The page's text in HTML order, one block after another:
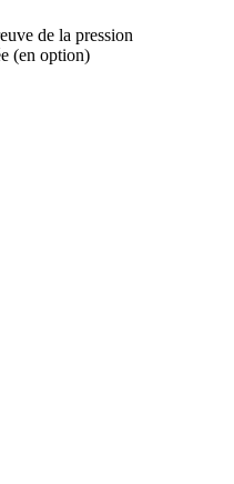
de la pression
(en option)